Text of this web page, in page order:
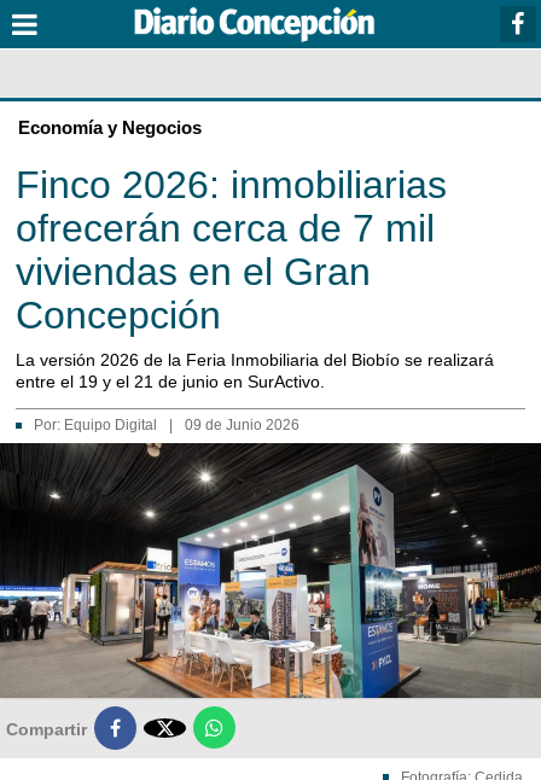
Economía y Negocios
Finco 2026: inmobiliarias
ofrecerán cerca de 7 mil
viviendas en el Gran
Concepción
La versión 2026 de la Feria Inmobiliaria del Biobío se realizará
entre el 19 y el 21 de junio en SurActivo.
Por: Equipo Digital 09 de Junio 2026
Compartir 